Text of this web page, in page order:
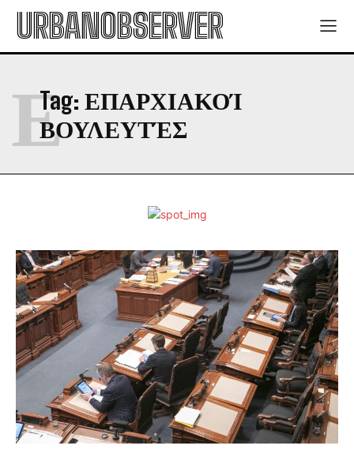
URBANOBSERVER
Tag: ΕΠΑΡΧΙΑΚΟΊ
ΒΟΥΛΕΥΤΈΣ
Ε